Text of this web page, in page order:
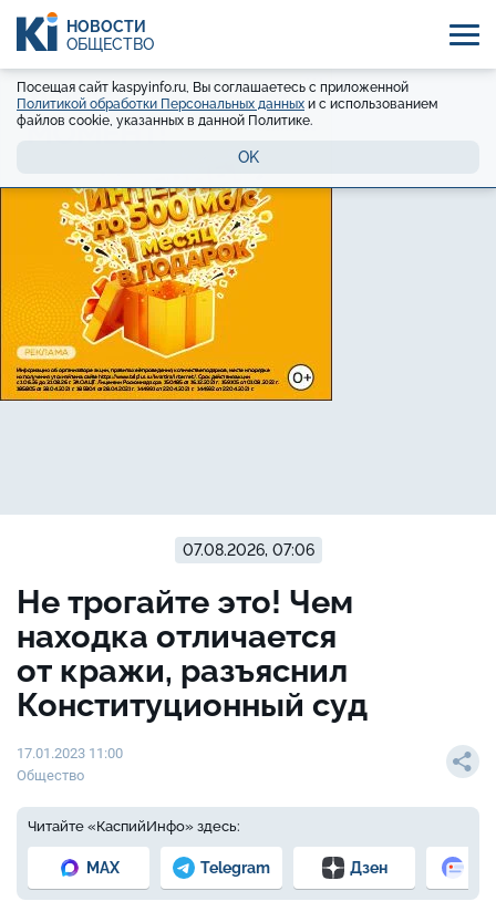
НОВОСТИ
ОБЩЕСТВО
Посещая сайт kaspyinfo.ru, Вы соглашаетесь с приложенной
Политикой обработки Персональных данных и с использованием
файлов cookie, указанных в данной Политике.
OK
07.08.2026, 07:06
Не трогайте это! Чем
находка отличается
от кражи, разъяснил
Конституционный суд
17.01.2023 11:00
Общество
Читайте «КаспийИнфо» здесь:
MAX Telegram Дзен